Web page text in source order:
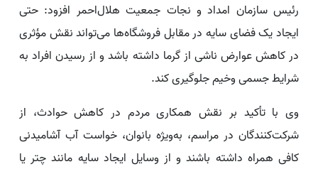
رئیس سازمان امداد و نجات جمعیت هلال‌احمر افزود: حتی
ایجاد یک فضای سایه در مقابل فروشگاه‌ها می‌تواند نقش مؤثری
در کاهش عوارض ناشی از گرما داشته باشد و از رسیدن افراد به
شرایط جسمی وخیم جلوگیری کند.
وی با تأکید بر نقش همکاری مردم در کاهش حوادث، از
شرکت‌کنندگان در مراسم، به‌ویژه بانوان، خواست آب آشامیدنی
کافی همراه داشته باشند و از وسایل ایجاد سایه مانند چتر یا